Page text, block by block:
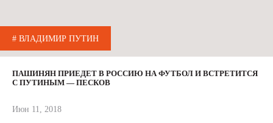
# ВЛАДИМИР ПУТИН
ПАШИНЯН ПРИЕДЕТ В РОССИЮ НА ФУТБОЛ И ВСТРЕТИТСЯ
С ПУТИНЫМ — ПЕСКОВ
Июн 11, 2018